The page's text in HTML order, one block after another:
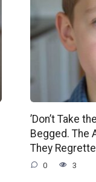
’Don’t Take
Begged. The
They
0 3